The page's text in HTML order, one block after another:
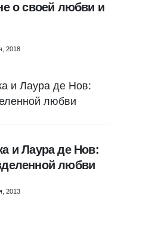
о своей любви и
2018
и Лаура де Нов:
любви
2013